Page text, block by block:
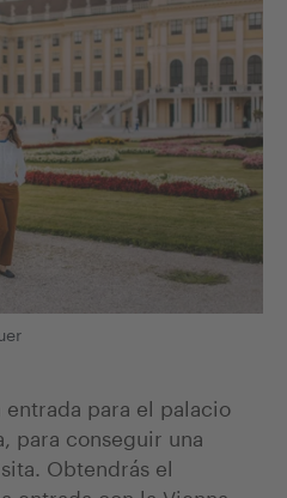
para el palacio
para conseguir una
Obtendrás el